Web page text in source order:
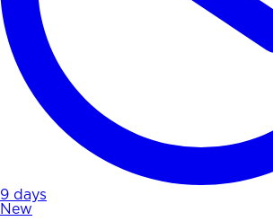
9 days
New